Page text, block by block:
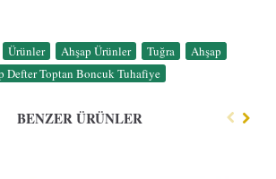
Ürünler Ahşap Ürünler Tuğra Ahşap
Defter Toptan Boncuk Tuhafiye
BENZER ÜRÜNLER